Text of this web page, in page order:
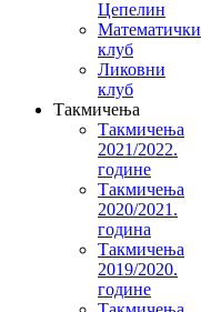
Цепелин
Математички
клуб
Ликовни
клуб
Такмичења
Такмичења
2021/2022.
године
Такмичења
2020/2021.
година
Такмичења
2019/2020.
године